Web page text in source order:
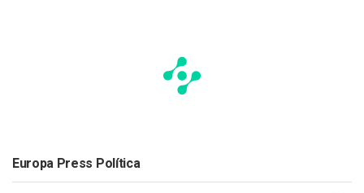
Europa Press Política